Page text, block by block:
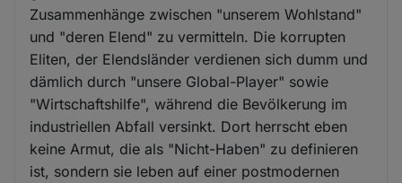
Zusammenhänge zwischen "unserem Wohlstand"
und "deren Elend" zu vermitteln. Die korrupten
Eliten, der Elendsländer verdienen sich dumm und
dämlich durch "unsere Global-Player" sowie
"Wirtschaftshilfe", während die Bevölkerung im
industriellen Abfall versinkt. Dort herrscht eben
keine Armut, die als "Nicht-Haben" zu definieren
ist, sondern sie leben auf einer postmodernen